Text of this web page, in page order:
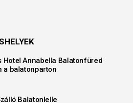
Hotel Annabella Balatonfüred
a balatonparton
Balatonlelle